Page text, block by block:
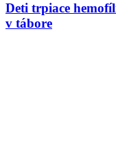
Deti trpiace
v tábore